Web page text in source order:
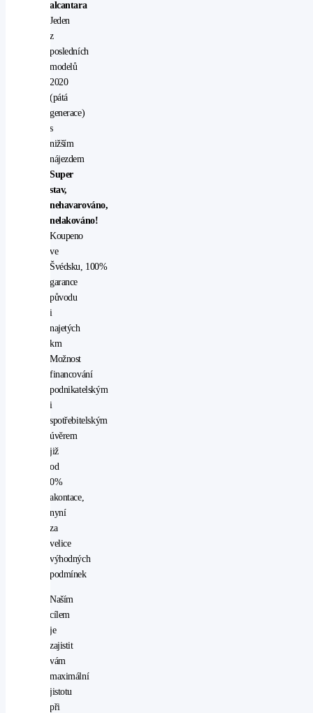
alcantara
Jeden
z
posledních
modelů
2020
(pátá
generace)
s
nižším
nájezdem
Super
stav,
nehavarováno,
nelakováno!
Koupeno
ve
Švédsku, 100%
garance
původu
i
najetých
km
Možnost
financování
podnikatelským
i
spotřebitelským
úvěrem
již
od
0%
akontace,
nyní
za
velice
výhodných
podmínek
Naším
cílem
je
zajistit
vám
maximální
jistotu
při